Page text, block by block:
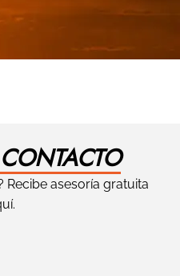
Recibe asesoría gratuita